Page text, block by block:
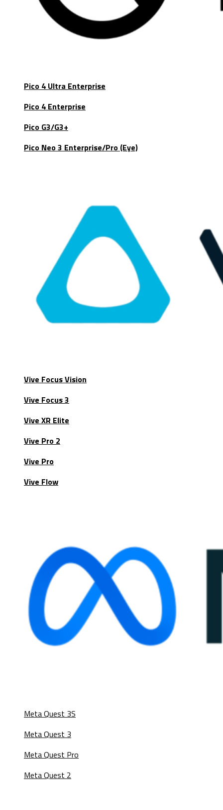
Pico 4 Ultra Enterprise
Pico 4 Enterprise
Pico G3/G3+
Pico Neo 3 Enterprise/Pro (Eye)
Vive Focus Vision
Vive Focus 3
Vive XR Elite
Vive Pro 2
Vive Pro
Vive Flow
Meta Quest 3S
Meta Quest 3
Meta Quest Pro
Meta Quest 2